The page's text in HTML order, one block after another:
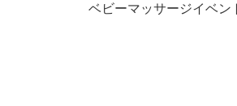
ベビーマッサージイベ